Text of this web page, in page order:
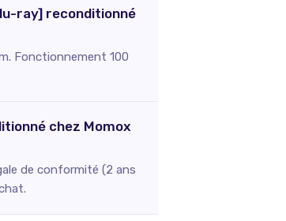
ray] reconditionné
Fonctionnement 100
chez Momox
de conformité (2 ans